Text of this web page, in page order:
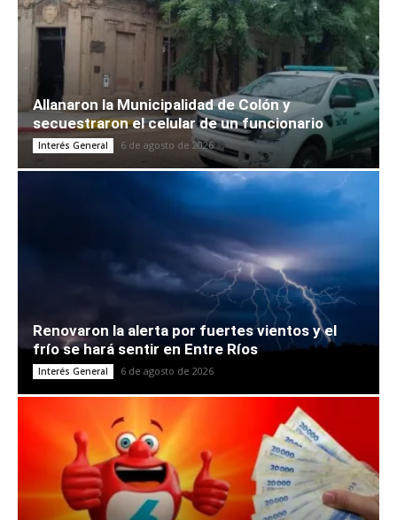
Allanaron la Municipalidad de Colón y
secuestraron el celular de un funcionario
Interés General 6 de agosto de 2026
Renovaron la alerta por fuertes vientos y el
frío se hará sentir en Entre Ríos
Interés General 6 de agosto de 2026